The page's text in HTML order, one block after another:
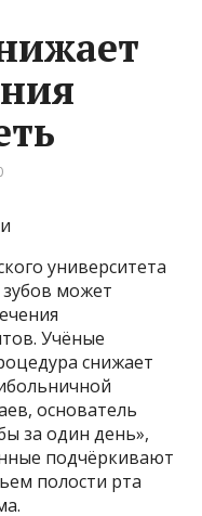
университета
зубов может
Учёные
снижает
основатель
за один день»,
подчёркивают
полости рта